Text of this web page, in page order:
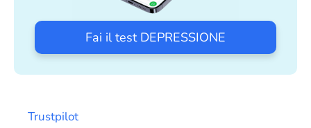
Fai il test DEPRESSIONE
Trustpilot